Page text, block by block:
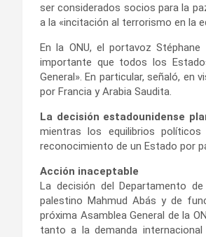
ser considerados socios para la
a la «incitación al terrorismo en la
En la ONU, el portavoz
importante que todos los
General». En particular, señaló,
por Francia y Arabia Saudita.
La decisión estadounidense
mientras los equilibrios
reconocimiento de un Estado por
Acción inaceptable
La decisión del Departamento
palestino Mahmud Abás y de
próxima Asamblea General de la
tanto a la demanda